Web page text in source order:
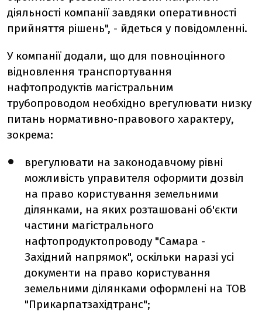
діяльності компанії завдяки оперативності
прийняття рішень", - йдеться у повідомленні.
У компанії додали, що для повноцінного
відновлення транспортування
нафтопродуктів магістральним
трубопроводом необхідно врегулювати низку
питань нормативно-правового характеру,
зокрема:
врегулювати на законодавчому рівні
можливість управителя оформити дозвіл
на право користування земельними
ділянками, на яких розташовані об'єкти
частини магістрального
нафтопродуктопроводу "Самара -
Західний напрямок", оскільки наразі усі
документи на право користування
земельними ділянками оформлені на ТОВ
"Прикарпатзахідтранс";